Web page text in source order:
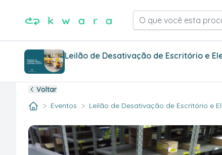
O que você esta
Leilão de Desativação de Escritório e
Voltar
> Eventos > Leilão de Desativação de Escritório e